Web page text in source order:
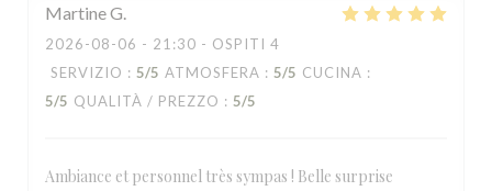
MartineG
2026-08-06 - 21:30 - OSPITI 4
SERVIZIO : 5/5 ATMOSFERA : 5/5 CUCINA :
5/5 QUALITÀ / PREZZO : 5/5
Ambiance et personnel très sympas ! Belle surprise